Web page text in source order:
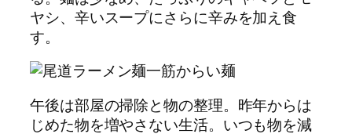
ヤシ、辛いスープにさらに辛みを加え食
す。
午後は部屋の掃除と物の整理。昨年からは
じめた物を増やさない生活。いつも物を減